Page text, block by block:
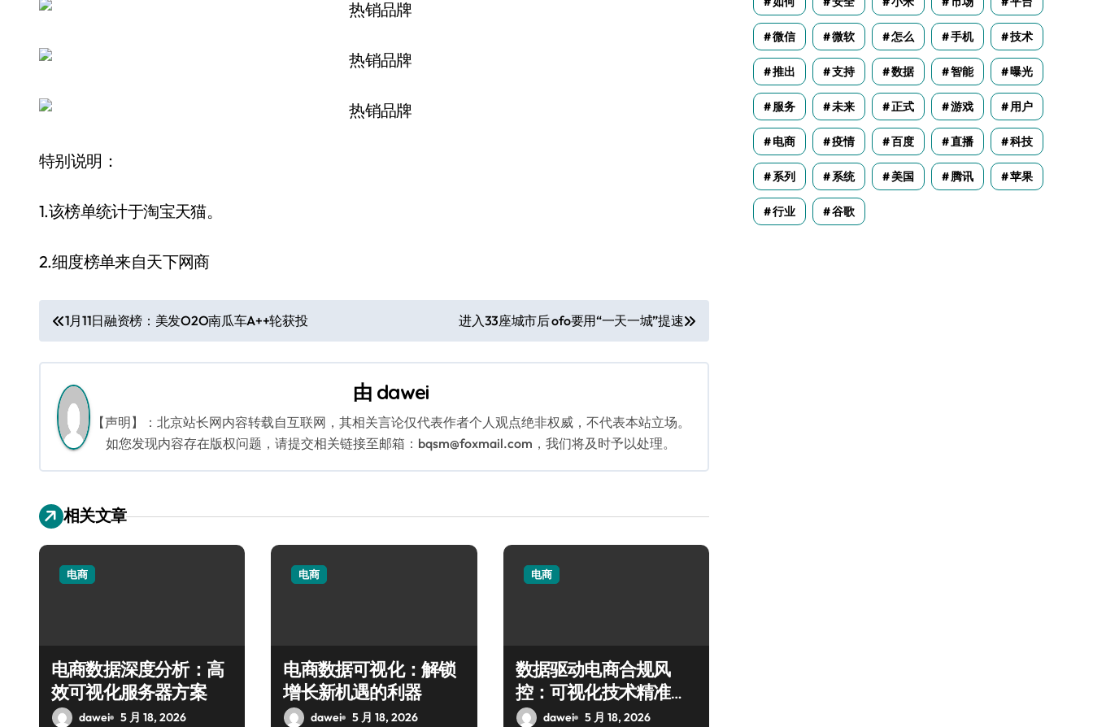
特别说明：
1.该榜单统计于淘宝天猫。
2.细度榜单来自天下网商
文
章
导
航
1月11日融资榜：美发O2O南瓜车A++轮获投 进入33座城市后 ofo要用“一天一城”提速
由 dawei
【声明】：北京站长网内容转载自互联网，其相关言论仅代表作者个人观点绝非权威，不代表本站立场。
如您发现内容存在版权问题，请提交相关链接至邮箱：bqsm@foxmail.com，我们将及时予以处理。
相关文章
电商
电商数据深度分析：高
效可视化服务器方案
dawei 5 月 18, 2026
电商
电商数据可视化：解锁
增长新机遇的利器
dawei 5 月 18, 2026
电商
数据驱动电商合规风
控：可视化技术精准管
控风险
dawei 5 月 18, 2026
微信 微软 怎么 手机 技术
推出 支持 数据 智能 曝光
服务 未来 正式 游戏 用户
电商 疫情 百度 直播 科技
系列 系统 美国 腾讯 苹果
行业 谷歌